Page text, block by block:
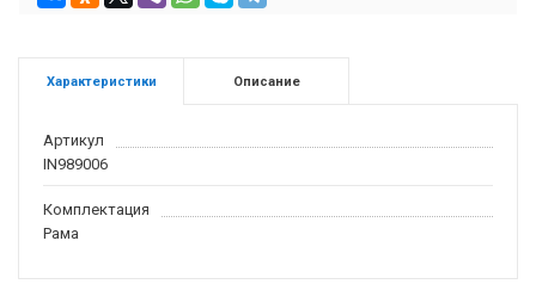
Характеристики Описание
Артикул
IN989006
Комплектация
Рама